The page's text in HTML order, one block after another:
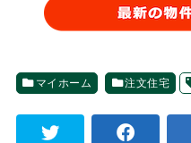
マイホーム 注文住宅